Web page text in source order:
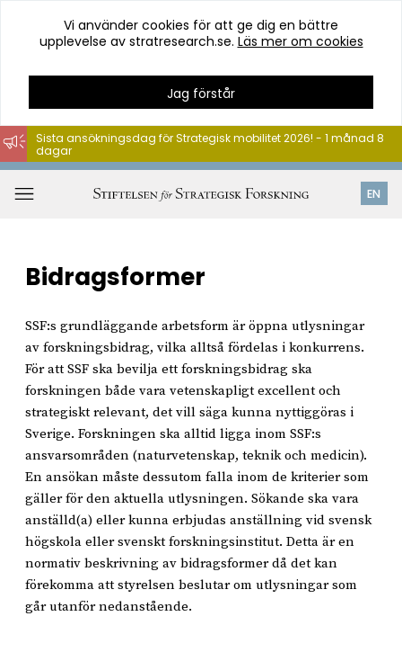
Hoppa
till
innehåll
Vi använder cookies för att ge dig en bättre
upplevelse av stratresearch.se. Läs mer om cookies
Jag förstår
EN
Sista ansökningsdag för Strategisk mobilitet 2026! - 1 månad 8
dagar
Bidragsformer
SSF:s grundläggande arbetsform är öppna utlysningar
av forskningsbidrag, vilka alltså fördelas i konkurrens.
För att SSF ska bevilja ett forskningsbidrag ska
forskningen både vara vetenskapligt excellent och
strategiskt relevant, det vill säga kunna nyttiggöras i
Sverige. Forskningen ska alltid ligga inom SSF:s
ansvarsområden (naturvetenskap, teknik och medicin).
En ansökan måste dessutom falla inom de kriterier som
gäller för den aktuella utlysningen. Sökande ska vara
anställd(a) eller kunna erbjudas anställning vid svensk
högskola eller svenskt forskningsinstitut. Detta är en
normativ beskrivning av bidragsformer då det kan
förekomma att styrelsen beslutar om utlysningar som
går utanför nedanstående.